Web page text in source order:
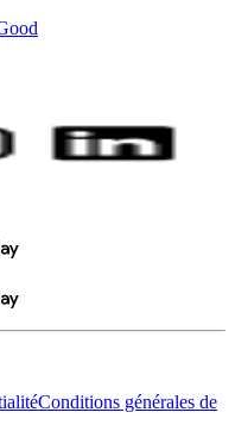
Conditions générales de